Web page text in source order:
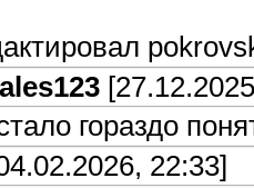
гораздо
22:33]